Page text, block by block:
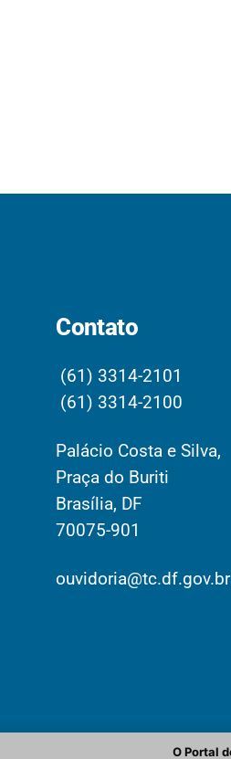
Contato
(61) 3314-2101
(61) 3314-2100
Palácio Costa e Silva,
Praça do Buriti
Brasília, DF
70075-901
ouvidoria@tc.df.gov.br
O Portal